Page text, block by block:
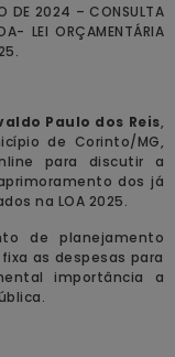
DE 2024 – CONSULTA
LEI ORÇAMENTÁRIA
Paulo dos Reis,
de Corinto/MG,
para discutir a
dos já
na LOA 2025.
de planejamento
as despesas para
importância a